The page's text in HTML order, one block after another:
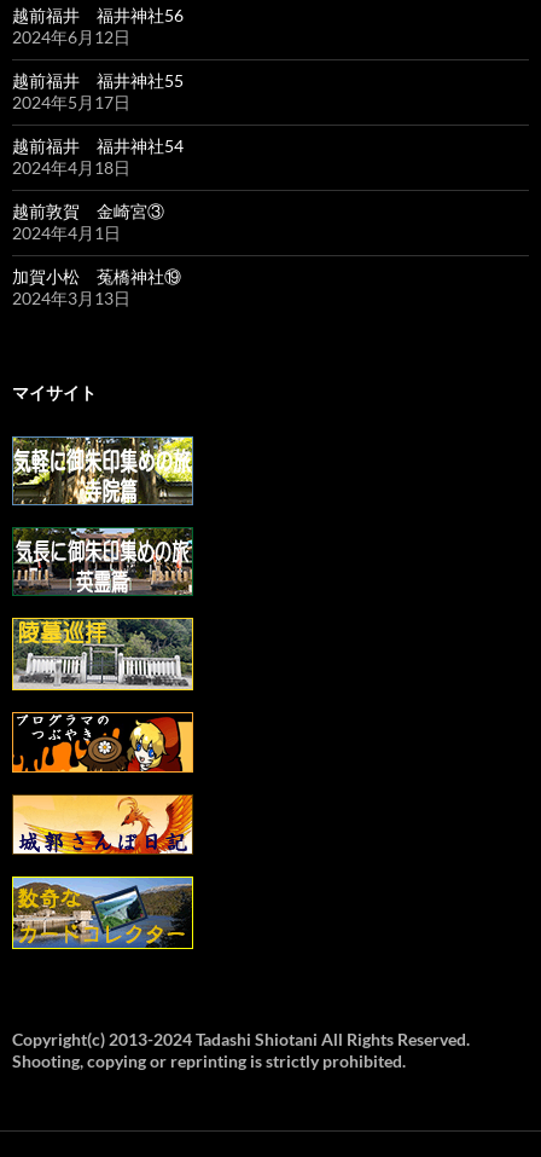
越前福井 福井神社56
2024年6月12日
越前福井 福井神社55
2024年5月17日
越前福井 福井神社54
2024年4月18日
越前敦賀 金崎宮③
2024年4月1日
加賀小松 菟橋神社⑲
2024年3月13日
マイサイト
Copyright(c) 2013-2024 Tadashi Shiotani All Rights Reserved.
Shooting, copying or reprinting is strictly prohibited.